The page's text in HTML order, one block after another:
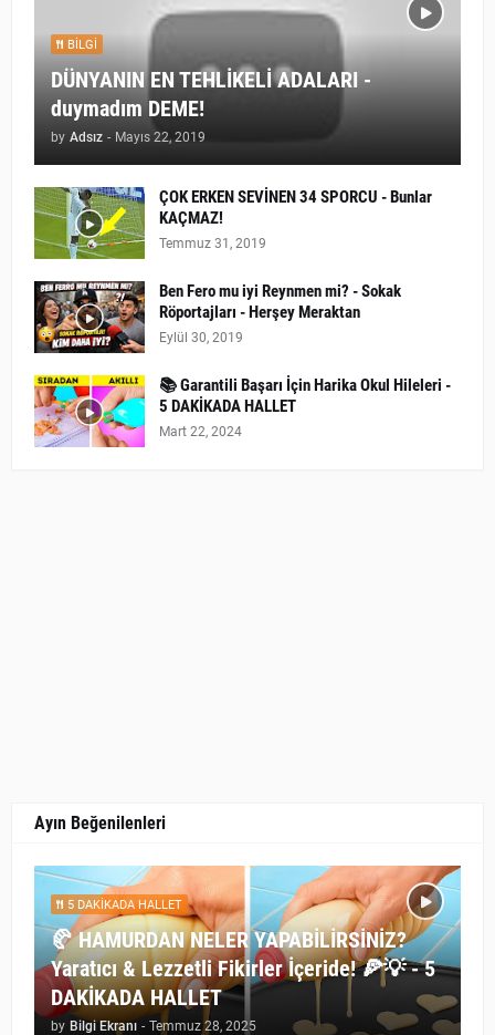
BILGI
DÜNYANIN EN TEHLİKELİ ADALARI -
duymadım DEME!
by Adsız - Mayıs 22, 2019
ÇOK ERKEN SEVİNEN 34 SPORCU - Bunlar
KAÇMAZ!
Temmuz 31, 2019
Ben Fero mu iyi Reynmen mi? - Sokak
Röportajları - Herşey Meraktan
Eylül 30, 2019
📚 Garantili Başarı İçin Harika Okul Hileleri -
5 DAKİKADA HALLET
Mart 22, 2024
Ayın Beğenilenleri
5 DAKİKADA HALLET
🥐 HAMURDAN NELER YAPABİLİRSİNİZ?
Yaratıcı & Lezzetli Fikirler İçeride! 🍕💡 - 5
DAKİKADA HALLET
by Bilgi Ekranı - Temmuz 28, 2025